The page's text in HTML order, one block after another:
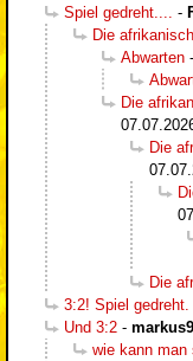
Spiel gedreht....
-
Die
Abwarten -
Die
Die
Die
3:2! Spiel gedreht.
Und 3:2 -
wie kann man